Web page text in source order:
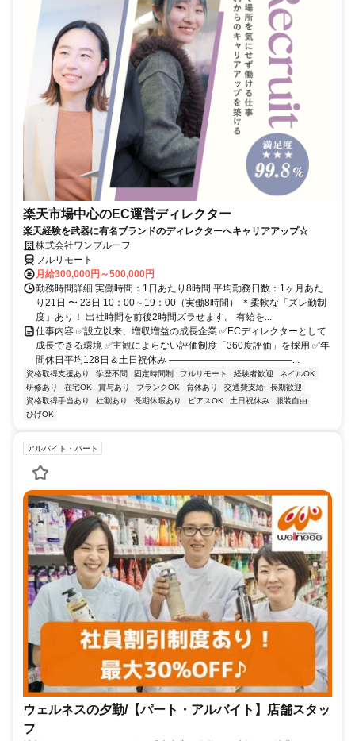
楽天市場中心のEC運営ディレクター
楽天経験を武器に有名ブランドのディレクターへキャリアアップ☆
株式会社ワンプルーフ
フルリモート
月給300,000円～500,000円
勤務時間詳細 実働時間：1日あたり8時間 平均勤務日数：1ヶ月あた
り21日 〜 23日 10：00～19：00（実働8時間） ＊柔軟な「ズレ勤制
度」あり！ 出社時間を前後2時間ズラせます。 有給を...
仕事内容 ✅設立以来、増収増益の成長企業 ✅ECディレクターとして
成長できる環境 ✅主観によらない評価制度「360度評価」を採用 ✅年
間休日平均128日＆土日祝休み ―――――――――――――...
資格取得支援あり 学歴不問 固定時間制 フルリモート 経験者歓迎
ネイルOK
研修あり
在宅OK 賞与あり ブランクOK 育休あり 交通費支給
長期歓迎
資格取得手当あり
社割あり 長期休暇あり ピアスOK 土日祝休み
服装自由
ひげOK
アルバイト・パート
ウェルネスの夕勤/【パート・アルバイト】店舗スタッ
フ